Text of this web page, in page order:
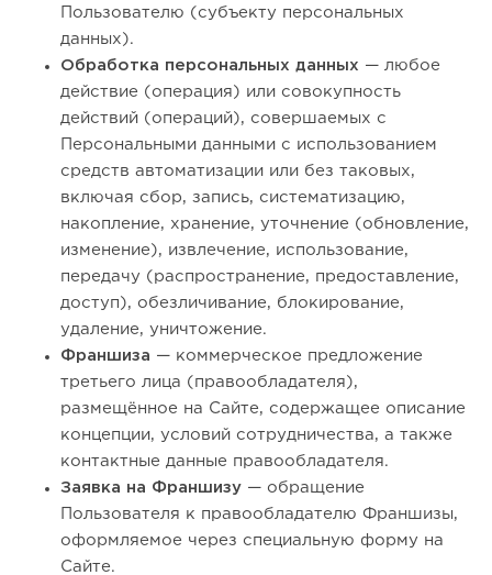
Пользователю (субъекту персональных
данных).
Обработка персональных данных — любое
действие (операция) или совокупность
действий (операций), совершаемых с
Персональными данными с использованием
средств автоматизации или без таковых,
включая сбор, запись, систематизацию,
накопление, хранение, уточнение (обновление,
изменение), извлечение, использование,
передачу (распространение, предоставление,
доступ), обезличивание, блокирование,
удаление, уничтожение.
Франшиза — коммерческое предложение
третьего лица (правообладателя),
размещённое на Сайте, содержащее описание
концепции, условий сотрудничества, а также
контактные данные правообладателя.
Заявка на Франшизу — обращение
Пользователя к правообладателю Франшизы,
оформляемое через специальную форму на
Сайте.